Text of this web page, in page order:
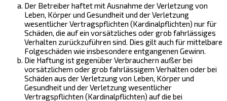
Der Betreiber haftet mit Ausnahme der Verletzung von
Leben, Körper und Gesundheit und der Verletzung
wesentlicher Vertragspflichten (Kardinalpflichten) nur für
Schäden, die auf ein vorsätzliches oder grob fahrlässiges
Verhalten zurückzuführen sind. Dies gilt auch für mittelbare
Folgeschäden wie insbesondere entgangenen Gewinn.
Die Haftung ist gegenüber Verbrauchern außer bei
vorsätzlichem oder grob fahrlässigem Verhalten oder bei
Schäden aus der Verletzung von Leben, Körper und
Gesundheit und der Verletzung wesentlicher
Vertragspflichten (Kardinalpflichten) auf die bei